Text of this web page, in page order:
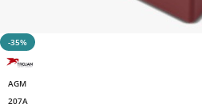
-35%
AGM
207A